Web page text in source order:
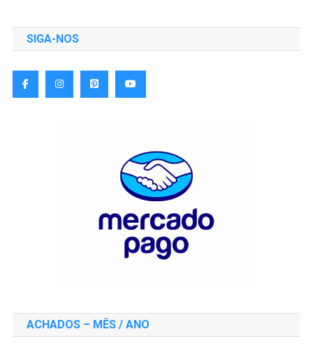
SIGA-NOS
ACHADOS – MÊS / ANO